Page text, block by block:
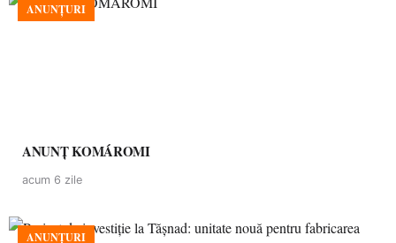
ANUNȚURI
ANUNȚ KOMÁROMI
acum 6 zile
ANUNȚURI